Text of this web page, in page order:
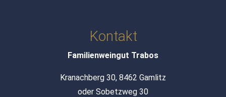
Kontakt
Familienweingut Trabos
Kranachberg 30, 8462 Gamlitz
oder Sobetzweg 30